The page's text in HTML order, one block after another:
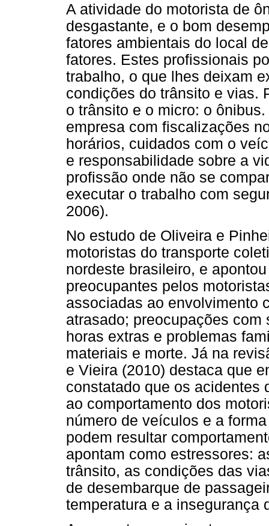
A atividade do motorista de
desgastante, e o bom
fatores ambientais do local
fatores. Estes profissionais
trabalho, o que lhes deixam
condições do trânsito e vias.
o trânsito e o micro: o
empresa com fiscalizações
horários, cuidados com o
e responsabilidade sobre a
profissão onde não se
executar o trabalho com
2006).
No estudo de Oliveira e
motoristas do transporte
nordeste brasileiro, e
preocupantes pelos
associadas ao envolvimento
atrasado; preocupações
horas extras e problemas
materiais e morte. Já na
e Vieira (2010) destaca que
constatado que os acidentes
ao comportamento dos
número de veículos e a
podem resultar
apontam como estressores:
trânsito, as condições das
de desembarque de
temperatura e a insegurança